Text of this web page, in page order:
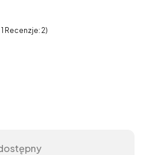
Recenzje: 2)